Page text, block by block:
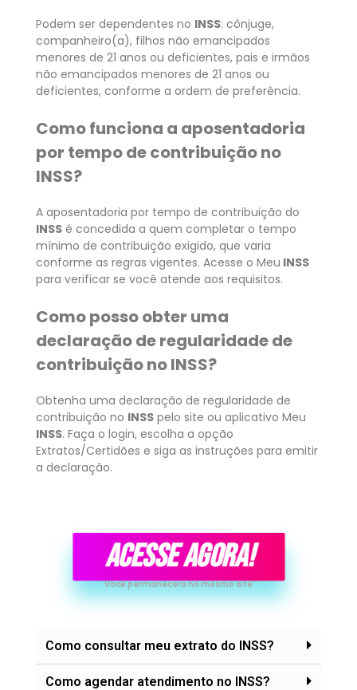
Podem ser dependentes no INSS: cônjuge,
companheiro(a), filhos não emancipados
menores de 21 anos ou deficientes, pais e irmãos
não emancipados menores de 21 anos ou
deficientes, conforme a ordem de preferência.
Como funciona a aposentadoria
por tempo de contribuição no
INSS?
A aposentadoria por tempo de contribuição do
INSS é concedida a quem completar o tempo
mínimo de contribuição exigido, que varia
conforme as regras vigentes. Acesse o Meu INSS
para verificar se você atende aos requisitos.
Como posso obter uma
declaração de regularidade de
contribuição no INSS?
Obtenha uma declaração de regularidade de
contribuição no INSS pelo site ou aplicativo Meu
INSS. Faça o login, escolha a opção
Extratos/Certidões e siga as instruções para emitir
a declaração.
ACESSE AGORA!
Você permanecerá no mesmo site
Como consultar meu extrato do INSS?
Como agendar atendimento no INSS?